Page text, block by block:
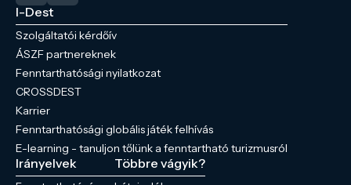
I-Dest
Szolgáltatói kérdőív
ÁSZF partnereknek
Fenntarthatósági nyilatkozat
CROSSDEST
Karrier
Fenntarthatósági globális játék felhívás
E-learning - tanuljon tőlünk a fenntartható turizmusról
Irányelvek Többre vágyik?